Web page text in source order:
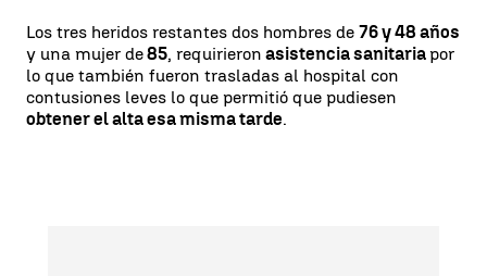
Los tres heridos restantes dos hombres de 76 y 48 años
y una mujer de85, requirieron asistencia sanitariapor
lo que también fueron trasladas al hospital con
contusiones leves lo que permitió que pudiesen
obtener el alta esa misma tarde.